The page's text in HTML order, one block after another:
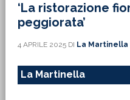
‘La ristorazione
peggiorata’
4 APRILE 2025DI La Martinella
La Martinella